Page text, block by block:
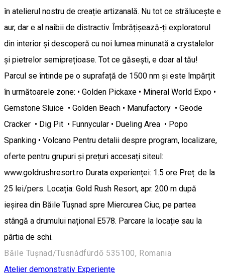
în atelierul nostru de creație artizanală. Nu tot ce strălucește e
aur, dar e al naibii de distractiv. Îmbrățișează-ți exploratorul
din interior și descoperă cu noi lumea minunată a crystalelor
și pietrelor semiprețioase. Tot ce găsești, e doar al tău!
Parcul se întinde pe o suprafață de 1500 nm și este împărțit
în următoarele zone: • Golden Pickaxe • Mineral World Expo •
Gemstone Sluice • Golden Beach • Manufactory • Geode
Cracker • Dig Pit • Funnycular • Dueling Area • Popo
Spanking • Volcano Pentru detalii despre program, localizare,
oferte pentru grupuri și prețuri accesați siteul:
www.goldrushresort.ro Durata experienței: 1.5 ore Preț: de la
25 lei/pers. Locația: Gold Rush Resort, apr. 200 m după
ieșirea din Băile Tușnad spre Miercurea Ciuc, pe partea
stângă a drumului național E578. Parcare la locație sau la
pârtia de schi.
Băile Tușnad/Tusnádfürdő 535100, Romania
Atelier demonstrativ Experienţe